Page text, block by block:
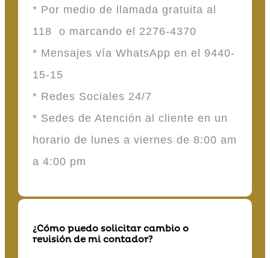
* Por medio de llamada gratuita al
118 o marcando el 2276-4370
* Mensajes vía WhatsApp en el 9440-
15-15
* Redes Sociales 24/7
* Sedes de Atención al cliente en un
horario de lunes a viernes de 8:00 am
a 4:00 pm
¿Cómo puedo solicitar cambio o
revisión de mi contador?